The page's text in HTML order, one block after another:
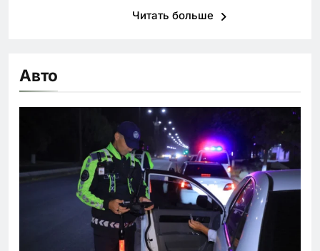
Читать больше
Авто